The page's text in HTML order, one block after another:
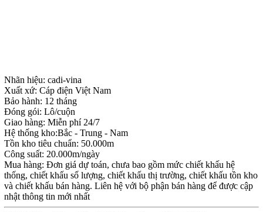
Nhãn hiệu: cadi-vina
Xuất xứ: Cáp điện Việt Nam
Bảo hành: 12 tháng
Đóng gói: Lô/cuộn
Giao hàng: Miễn phí 24/7
Hệ thống kho:Bắc - Trung - Nam
Tồn kho tiêu chuẩn: 50.000m
Công suất: 20.000m/ngày
Mua hàng: Đơn giá dự toán, chưa bao gồm mức chiết khấu hệ
thống, chiết khấu số lượng, chiết khấu thị trường, chiết khấu tồn kho
và chiết khấu bán hàng. Liên hệ với bộ phận bán hàng để được cập
nhật thông tin mới nhất